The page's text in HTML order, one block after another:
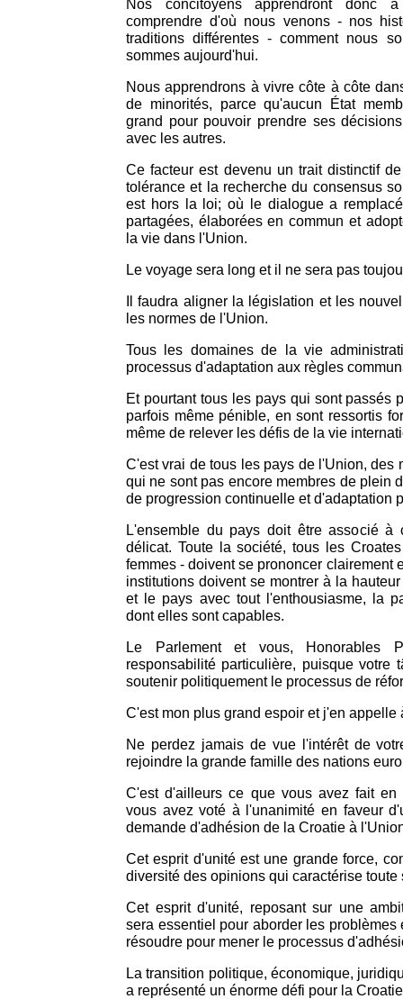
Nos concitoyens apprendront donc
comprendre d'où nous venons - nos
traditions différentes - comment nous
sommes aujourd'hui.
Nous apprendrons à vivre côte à côte
de minorités, parce qu'aucun État
grand pour pouvoir prendre ses
avec les autres.
Ce facteur est devenu un trait distinctif
tolérance et la recherche du consensus
est hors la loi; où le dialogue a
partagées, élaborées en commun et
la vie dans l'Union.
Le voyage sera long et il ne sera pas
Il faudra aligner la législation et les
les normes de l'Union.
Tous les domaines de la vie
processus d'adaptation aux règles
Et pourtant tous les pays qui sont passés
parfois même pénible, en sont ressortis
même de relever les défis de la vie
C'est vrai de tous les pays de l'Union, des
qui ne sont pas encore membres de plein
de progression continuelle et d'adaptation
L'ensemble du pays doit être associé à
délicat. Toute la société, tous les
femmes - doivent se prononcer clairement
institutions doivent se montrer à la
et le pays avec tout l'enthousiasme, la
dont elles sont capables.
Le Parlement et vous, Honorables
responsabilité particulière, puisque votre
soutenir politiquement le processus de
C'est mon plus grand espoir et j'en appelle
Ne perdez jamais de vue l'intérêt de
rejoindre la grande famille des nations
C'est d'ailleurs ce que vous avez fait en
vous avez voté à l'unanimité en faveur
demande d'adhésion de la Croatie à
Cet esprit d'unité est une grande force,
diversité des opinions qui caractérise
Cet esprit d'unité, reposant sur une
sera essentiel pour aborder les
résoudre pour mener le processus
La transition politique, économique,
a représenté un énorme défi pour la